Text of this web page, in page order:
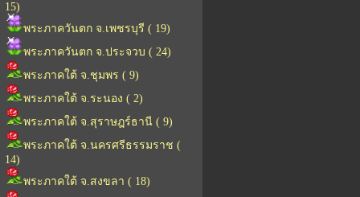
15)
พระภาควันตก จ.เพชรบุรี ( 19)
พระภาควันตก จ.ประจวบ ( 24)
พระภาคใต้ จ.ชุมพร ( 9)
พระภาคใต้ จ.ระนอง ( 2)
พระภาคใต้ จ.สุราษฎร์ธานี ( 9)
พระภาคใต้ จ.นครศรีธรรมราช (
14)
พระภาคใต้ จ.สงขลา ( 18)